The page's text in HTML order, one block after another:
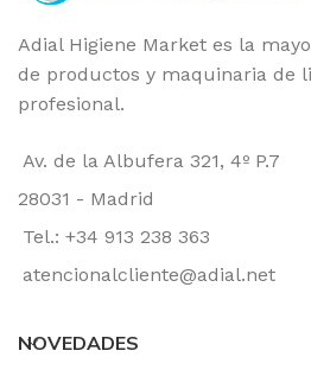
Adial Higiene Market es la
de productos y maquinaria de
profesional.
Av. de la Albufera 321, 4º P.7
28031 - Madrid
Tel.: +34 913 238 363
atencionalcliente@adial.net
NOVEDADES